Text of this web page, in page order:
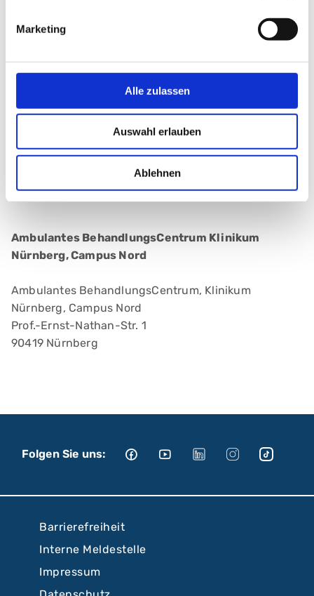
Marketing
Alle zulassen
Auswahl erlauben
Ablehnen
Mitgliedschaften
Publikationen
Ambulantes BehandlungsCentrum Klinikum
Nürnberg, Campus Nord
Ambulantes BehandlungsCentrum, Klinikum
Nürnberg, Campus Nord
Prof.-Ernst-Nathan-Str. 1
90419 Nürnberg
Folgen Sie uns:
Barrierefreiheit
Interne Meldestelle
Impressum